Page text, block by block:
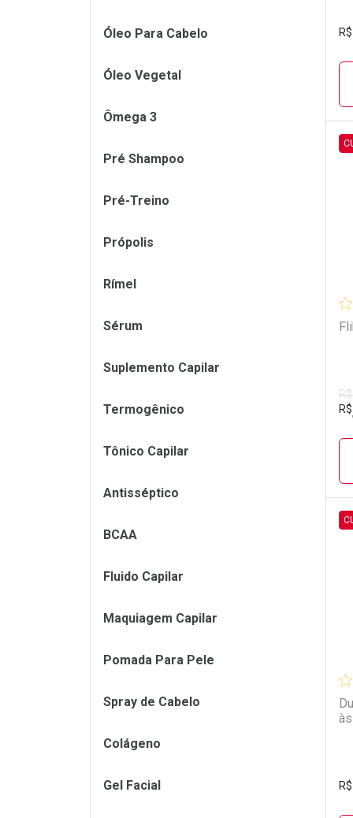
R$
R$
R$
Óleo Para Cabelo
Óleo Vegetal
Ômega 3
Pré Shampoo
Pré-Treino
Própolis
Rímel
Sérum
Suplemento Capilar
Termogênico
Tônico Capilar
Antisséptico
BCAA
Fluido Capilar
Maquiagem Capilar
Pomada Para Pele
Spray de Cabelo
Colágeno
Gel Facial